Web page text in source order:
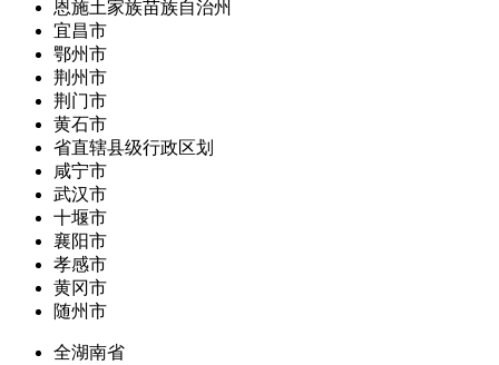
恩施土家族苗族自治州
宜昌市
鄂州市
荆州市
荆门市
黄石市
省直辖县级行政区划
咸宁市
武汉市
十堰市
襄阳市
孝感市
黄冈市
随州市
全湖南省